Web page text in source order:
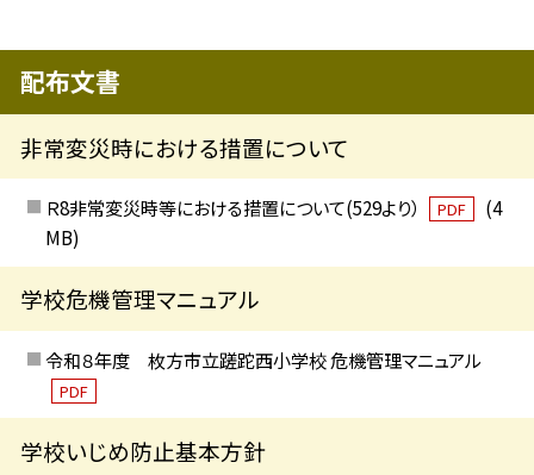
配布文書
非常変災時における措置について
Ｒ8非常変災時等における措置について(529より） PDF
(4
MB)
学校危機管理マニュアル
令和８年度 枚方市立蹉跎西小学校 危機管理マニュアル
PDF
学校いじめ防止基本方針